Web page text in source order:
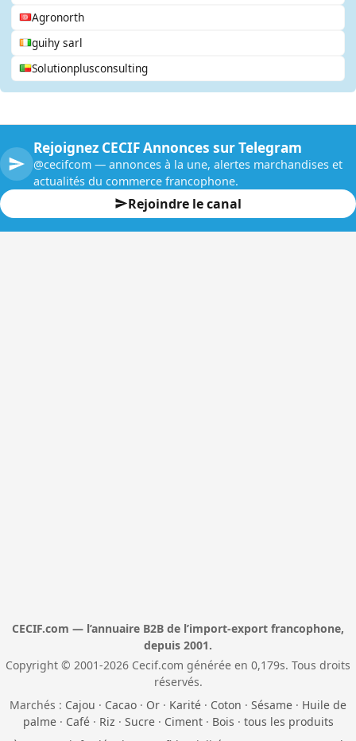
Agronorth
guihy sarl
Solutionplusconsulting
Rejoignez CECIF Annonces sur Telegram
@cecifcom — annonces à la une, alertes marchandises et
actualités du commerce francophone.
Rejoindre le canal
CECIF.com — l’annuaire B2B de l’import-export francophone,
depuis 2001.
Copyright © 2001-2026 Cecif.com générée en 0,179s. Tous droits
réservés.
Marchés : Cajou · Cacao · Or · Karité · Coton · Sésame · Huile de
palme· Café· Riz · Sucre· Ciment· Bois · tous les produits